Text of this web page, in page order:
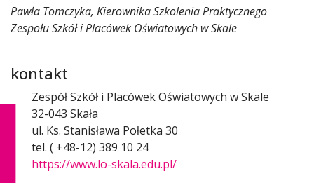
Pawła Tomczyka, Kierownika Szkolenia Praktycznego
Zespołu Szkół i Placówek Oświatowych w Skale
kontakt
Zespół Szkół i Placówek Oświatowych w Skale
32-043 Skała
ul. Ks. Stanisława Połetka 30
tel. ( +48-12) 389 10 24
https://www.lo-skala.edu.pl/